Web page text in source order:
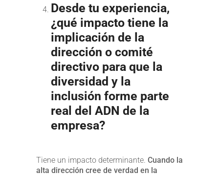
Desde tu experiencia,
¿qué impacto tiene la
implicación de la
dirección o comité
directivo para que la
diversidad y la
inclusión forme parte
real del ADN de la
empresa?
Tiene un impacto determinante. Cuando la
alta dirección cree de verdad en la